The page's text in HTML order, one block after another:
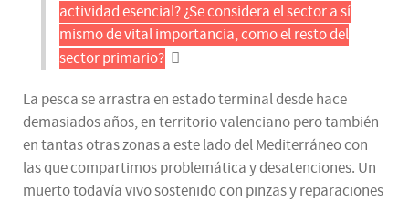
actividad esencial? ¿Se considera el sector a sí
mismo de vital importancia, como el resto del
sector primario?
La pesca se arrastra en estado terminal desde hace
demasiados años, en territorio valenciano pero también
en tantas otras zonas a este lado del Mediterráneo con
las que compartimos problemática y desatenciones. Un
muerto todavía vivo sostenido con pinzas y reparaciones